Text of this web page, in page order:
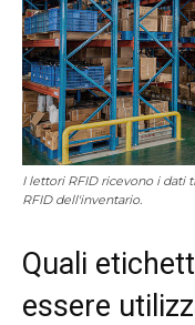
I lettori RFID ricevono i dati
RFID dell'inventario.
Quali
essere